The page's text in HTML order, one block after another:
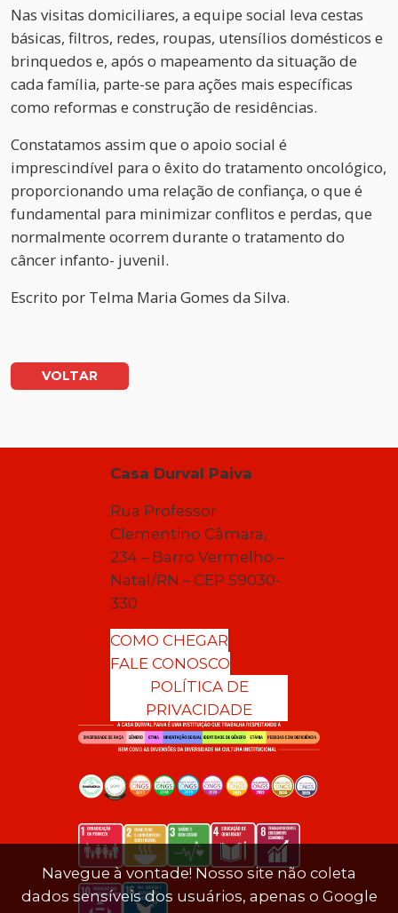
Nas visitas domiciliares, a equipe social leva cestas
básicas, filtros, redes, roupas, utensílios domésticos e
brinquedos e, após o mapeamento da situação de
cada família, parte-se para ações mais específicas
como reformas e construção de residências.
Constatamos assim que o apoio social é
imprescindível para o êxito do tratamento oncológico,
proporcionando uma relação de confiança, o que é
fundamental para minimizar conflitos e perdas, que
normalmente ocorrem durante o tratamento do
câncer infanto- juvenil.
Escrito por Telma Maria Gomes da Silva.
VOLTAR
Casa Durval Paiva
Rua Professor
Clementino Câmara,
234 – Barro Vermelho –
Natal/RN – CEP 59030-
330
COMO CHEGAR
FALE CONOSCO
POLÍTICA DE
PRIVACIDADE
Navegue à vontade! Nosso site não coleta
dados sensíveis dos usuários, apenas o Google